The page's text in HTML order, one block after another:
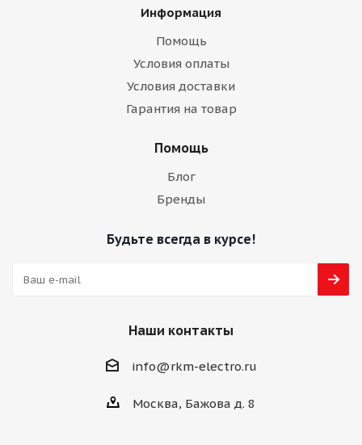
Информация
Помощь
Условия оплаты
Условия доставки
Гарантия на товар
Помощь
Блог
Бренды
Будьте всегда в курсе!
Наши контакты
info@rkm-electro.ru
Москва, Бажова д. 8